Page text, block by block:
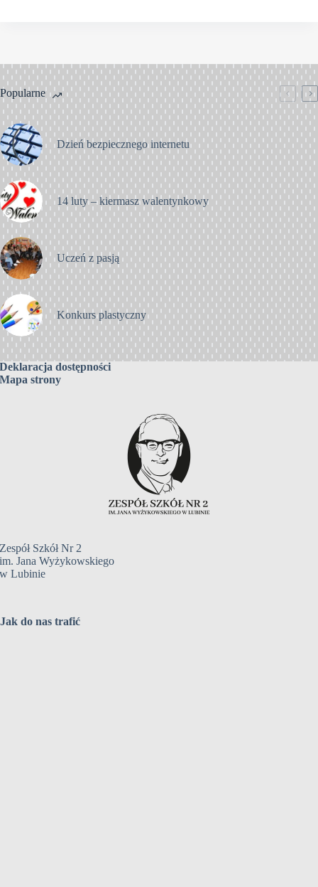
Popularne
Dzień bezpiecznego internetu
14 luty – kiermasz walentynkowy
Uczeń z pasją
Konkurs plastyczny
Deklaracja dostępności
Mapa strony
Zespół Szkół Nr 2
im. Jana Wyżykowskiego
w Lubinie
Jak do nas trafić